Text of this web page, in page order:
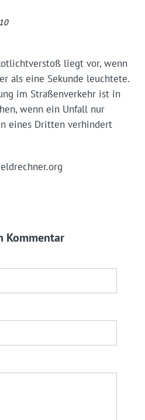
liegt vor, wenn
als eine Sekunde leuchtete.
im Straßenverkehr ist in
wenn ein Unfall nur
eines Dritten verhindert
Kommentar